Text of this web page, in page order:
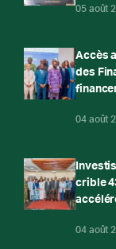
05 août
Accès
des
04 août
crible
04 août